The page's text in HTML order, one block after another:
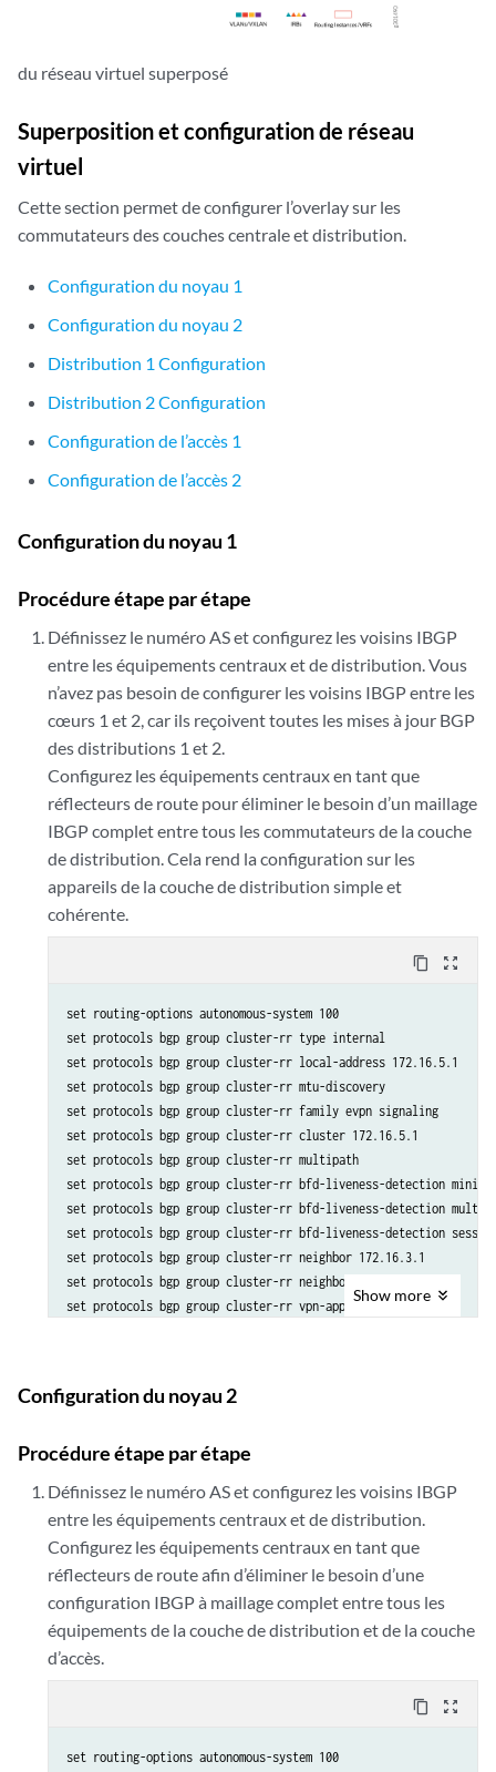
du réseau virtuel superposé
Superposition et configuration de réseau
virtuel
Cette section permet de configurer l’overlay sur les
commutateurs des couches centrale et distribution.
Configuration du noyau 1
Configuration du noyau 2
Distribution 1 Configuration
Distribution 2 Configuration
Configuration de l’accès 1
Configuration de l’accès 2
Configuration du noyau 1
Procédure étape par étape
Définissez le numéro AS et configurez les voisins IBGP
entre les équipements centraux et de distribution. Vous
n’avez pas besoin de configurer les voisins IBGP entre les
cœurs 1 et 2, car ils reçoivent toutes les mises à jour BGP
des distributions 1 et 2.
Configurez les équipements centraux en tant que
réflecteurs de route pour éliminer le besoin d’un maillage
IBGP complet entre tous les commutateurs de la couche
de distribution. Cela rend la configuration sur les
appareils de la couche de distribution simple et
cohérente.
content_copy zoom_out_map
set routing-options autonomous-system 100
set protocols bgp group cluster-rr type internal
set protocols bgp group cluster-rr local-address 172.16.5.1
set protocols bgp group cluster-rr mtu-discovery
set protocols bgp group cluster-rr family evpn signaling
set protocols bgp group cluster-rr cluster 172.16.5.1
set protocols bgp group cluster-rr multipath
set protocols bgp group cluster-rr bfd-liveness-detection
set protocols bgp group cluster-rr bfd-liveness-detection
set protocols bgp group cluster-rr bfd-liveness-detection
set protocols bgp group cluster-rr neighbor 172.16.3.1
set protocols bgp group cluster-rr neighbor 172.16.4.1
set protocols bgp group cluster-rr vpn-apply-export
Show more
Configuration du noyau 2
Procédure étape par étape
Définissez le numéro AS et configurez les voisins IBGP
entre les équipements centraux et de distribution.
Configurez les équipements centraux en tant que
réflecteurs de route afin d’éliminer le besoin d’une
configuration IBGP à maillage complet entre tous les
équipements de la couche de distribution et de la couche
d’accès.
content_copy zoom_out_map
set routing-options autonomous-system 100